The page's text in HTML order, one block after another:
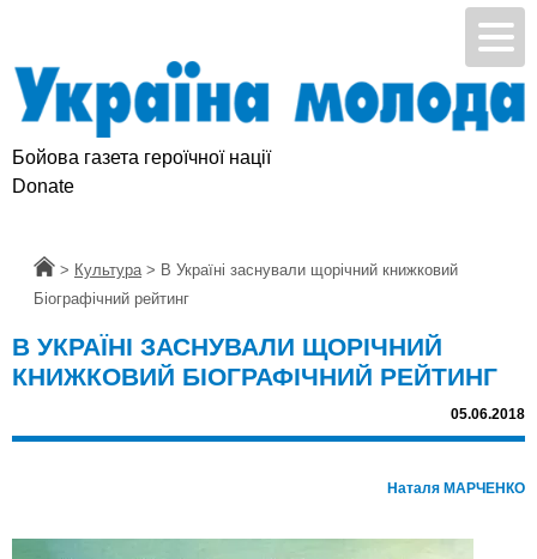
Бойова газета героїчної нації
Donate
Головна
> Культура > В Україні заснували щорічний книжковий
Біографічний рейтинг
В УКРАЇНІ ЗАСНУВАЛИ ЩОРІЧНИЙ
КНИЖКОВИЙ БІОГРАФІЧНИЙ РЕЙТИНГ
05.06.2018
Наталя МАРЧЕНКО